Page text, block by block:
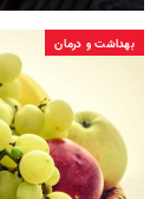
بهداشت و درمان